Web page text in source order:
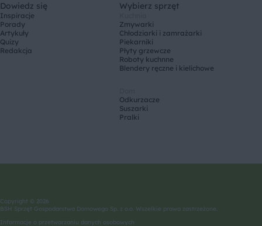
Dowiedz się
Inspiracje
Porady
Artykuły
Quizy
Redakcja
Wybierz sprzęt
Zmywarki
Chłodziarki i zamrażarki
Piekarniki
Płyty grzewcze
Roboty kuchnne
Blendery ręczne i kielichowe
Odkurzacze
Suszarki
Pralki
Copyright © 2026
BSH Sprzęt Gospodarstwa Domowego Sp. z o.o. Wszelkie prawa zastrzeżone.
Informacje o przetwarzaniu danych osobowych